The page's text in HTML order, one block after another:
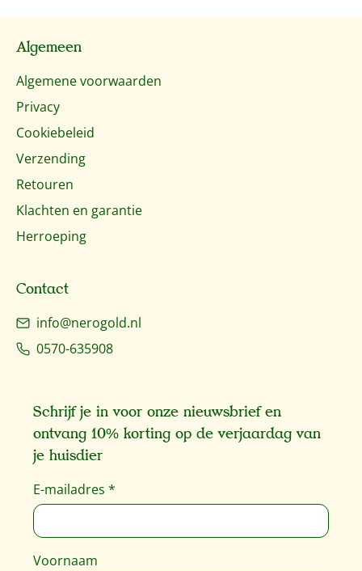
Algemeen
Algemene voorwaarden
Privacy
Cookiebeleid
Verzending
Retouren
Klachten en garantie
Herroeping
Contact
info@nerogold.nl
0570-635908
Schrijf je in voor onze nieuwsbrief en
ontvang 10% korting op de verjaardag van
je huisdier
E-mailadres *
Voornaam